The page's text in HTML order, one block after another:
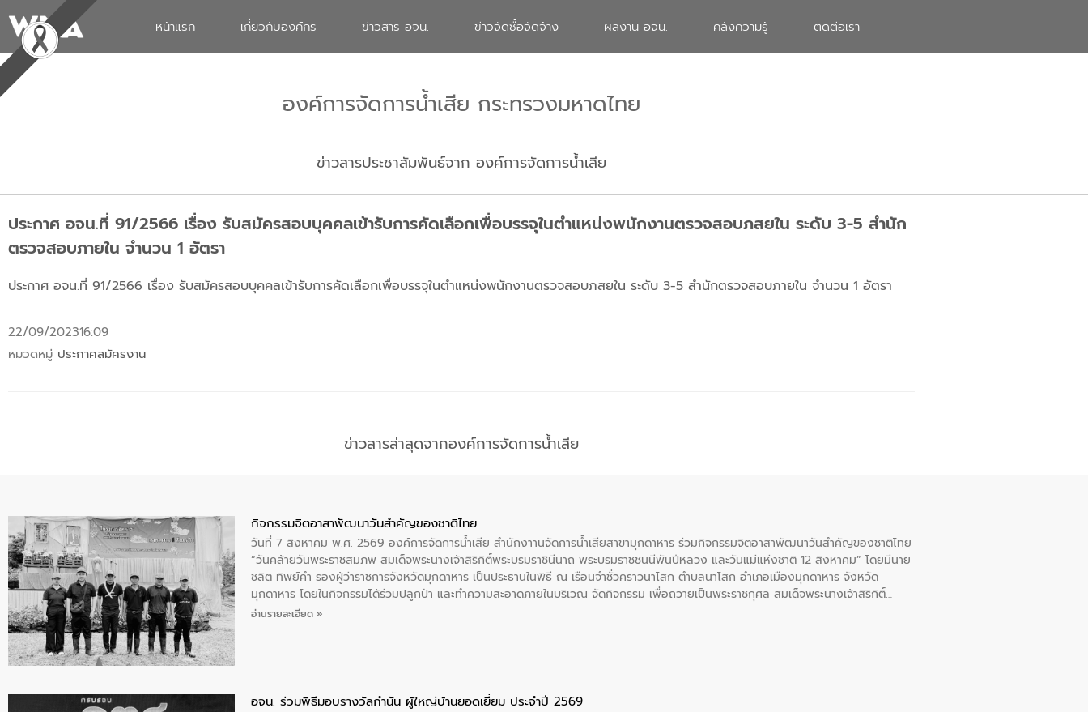
หน้าแรก เกี่ยวกับองค์กร ข่าวสาร อจน. ข่าวจัดซื้อจัดจ้าง ผลงาน อจน. คลังความรู้ ติดต่อเรา
องค์การจัดการน้ำเสีย กระทรวงมหาดไทย
ข่าวสารประชาสัมพันธ์จาก องค์การจัดการน้ำเสีย
ประกาศ อจน.ที่ 91/2566 เรื่อง รับสมัครสอบบุคคลเข้ารับการคัดเลือกเพื่อบรรจุในตำแหน่งพนักงานตรวจสอบภสยใน ระดับ 3-5 สำนัก
ตรวจสอบภายใน จำนวน 1 อัตรา
ประกาศ อจน.ที่ 91/2566 เรื่อง รับสมัครสอบบุคคลเข้ารับการคัดเลือกเพื่อบรรจุในตำแหน่งพนักงานตรวจสอบภสยใน ระดับ 3-5 สำนักตรวจสอบภายใน จำนวน 1 อัตรา
22/09/202316:09
หมวดหมู่ ประกาศสมัครงาน
ข่าวสารล่าสุดจากองค์การจัดการน้ำเสีย
กิจกรรมจิตอาสาพัฒนาวันสําคัญของชาติไทย
วันที่ 7 สิงหาคม พ.ศ. 2569 องค์การจัดการน้ำเสีย สำนักงาานจัดการน้ำเสียสาขามุกดาหาร ร่วมกิจกรรมจิตอาสาพัฒนาวันสําคัญของชาติไทย
“วันคล้ายวันพระราชสมภพ สมเด็จพระนางเจ้าสิริกิติ์พระบรมราชินีนาถ พระบรมราชชนนีพันปีหลวง และวันแม่แห่งชาติ 12 สิงหาคม” โดยมีนาย
ชลิต ทิพย์คำ รองผู้ว่าราชการจังหวัดมุกดาหาร เป็นประธานในพิธี ณ เรือนจําชั่วคราวนาโสก ตําบลนาโสก อําเภอเมืองมุกดาหาร จังหวัด
มุกดาหาร โดยในกิจกรรมได้ร่วมปลูกป่า และทําความสะอาดภายในบริเวณ จัดกิจกรรม เพื่อถวายเป็นพระราชกุศล สมเด็จพระนางเจ้าสิริกิติ์
พระบรมราชินีนาถ พระบรมราชชนนีพันปีหลวง พร้อมถวายสัจปฏิญาณ ทำความดีด้วยหัวใจ
อ่านรายละเอียด »
อจน. ร่วมพิธีมอบรางวัลกำนัน ผู้ใหญ่บ้านยอดเยี่ยม ประจำปี 2569